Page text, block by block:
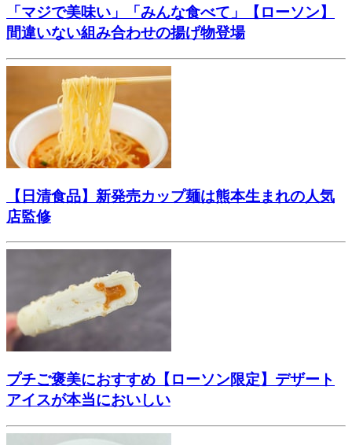
「マジで美味い」「みんな食べて」【ローソン】
間違いない組み合わせの揚げ物登場
【日清食品】新発売カップ麺は熊本生まれの人気
店監修
プチご褒美におすすめ【ローソン限定】デザート
アイスが本当においしい